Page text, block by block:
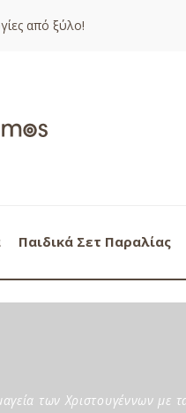
από ξύλο!
Παιδικά Σετ Παραλίας
των Χριστουγέννων με